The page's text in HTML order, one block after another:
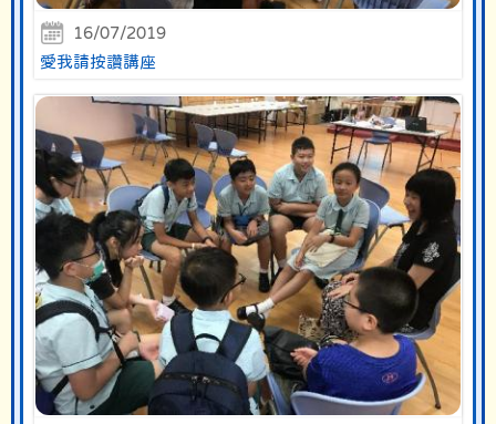
16/07/2019
愛我請按讚講座